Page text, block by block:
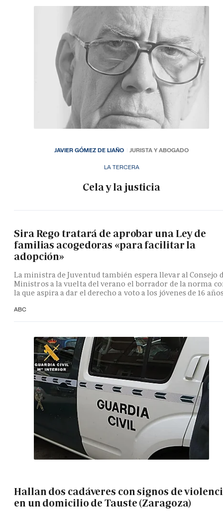
LA TERCERA
Cela y la justicia
JAVIER GÓMEZ DE LIAÑO JURISTA Y ABOGADO
Sira Rego tratará de aprobar una Ley de
familias acogedoras «para facilitar la
adopción»
La ministra de Juventud también espera llevar al Consejo
Ministros a la vuelta del verano el borrador de la norma
la que aspira a dar el derecho a voto a los jóvenes de 16
ABC
Hallan dos cadáveres con signos de
en un domicilio de Tauste (Zaragoza)